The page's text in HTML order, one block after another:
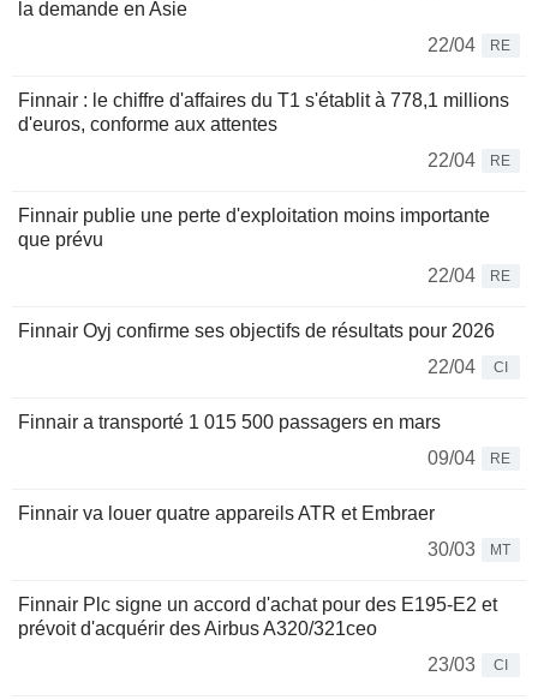
la demande en Asie
22/04
RE
Finnair : le chiffre d'affaires du T1 s'établit à 778,1 millions
d'euros, conforme aux attentes
22/04
RE
Finnair publie une perte d'exploitation moins importante
que prévu
22/04
RE
Finnair Oyj confirme ses objectifs de résultats pour 2026
22/04
CI
Finnair a transporté 1 015 500 passagers en mars
09/04
RE
Finnair va louer quatre appareils ATR et Embraer
30/03
MT
Finnair Plc signe un accord d'achat pour des E195-E2 et
prévoit d'acquérir des Airbus A320/321ceo
23/03
CI